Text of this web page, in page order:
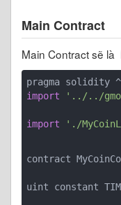
Main Contract
Main Contract sẽ là
pragma solidity ^
import
'../../
import './
contract
uint constant